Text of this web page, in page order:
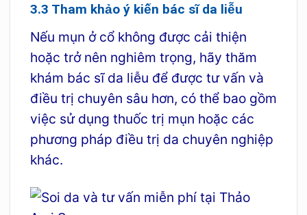
3.3 Tham khảo ý kiến bác sĩ da liễu
Nếu mụn ở cổ không được cải thiện
hoặc trở nên nghiêm trọng, hãy thăm
khám bác sĩ da liễu để được tư vấn và
điều trị chuyên sâu hơn, có thể bao gồm
việc sử dụng thuốc trị mụn hoặc các
phương pháp điều trị da chuyên nghiệp
khác.